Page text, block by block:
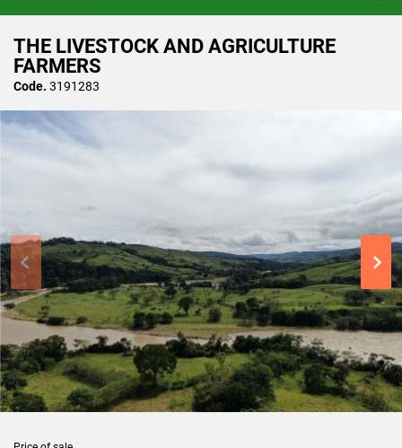
THE LIVESTOCK AND AGRICULTURE
FARMERS
Code. 3191283